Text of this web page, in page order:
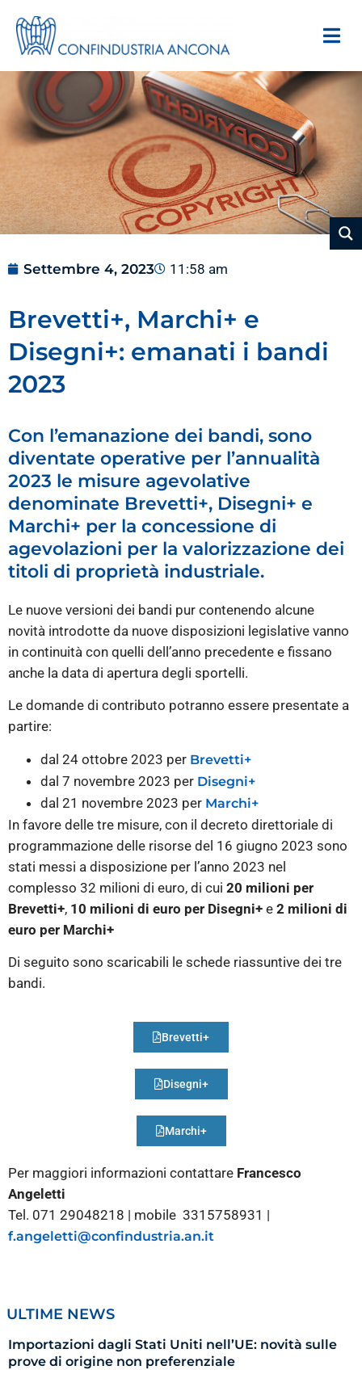
Settembre 4, 2023 11:58 am
Brevetti+, Marchi+ e
Disegni+: emanati i bandi
2023
Con l’emanazione dei bandi, sono
diventate operative per l’annualità
2023 le misure agevolative
denominate Brevetti+, Disegni+ e
Marchi+ per la concessione di
agevolazioni per la valorizzazione dei
titoli di proprietà industriale.
Le nuove versioni dei bandi pur contenendo alcune
novità introdotte da nuove disposizioni legislative vanno
in continuità con quelli dell’anno precedente e fissano
anche la data di apertura degli sportelli.
Le domande di contributo potranno essere presentate a
partire:
dal 24 ottobre 2023 per Brevetti+
dal 7 novembre 2023 per Disegni+
dal 21 novembre 2023 per Marchi+
In favore delle tre misure, con il decreto direttoriale di
programmazione delle risorse del 16 giugno 2023 sono
stati messi a disposizione per l’anno 2023 nel
complesso 32 milioni di euro, di cui 20 milioni per
Brevetti+, 10 milioni di euro per Disegni+ e 2 milioni di
euro per Marchi+
Di seguito sono scaricabili le schede riassuntive dei tre
bandi.
Brevetti+
Disegni+
Marchi+
Per maggiori informazioni contattare Francesco
Angeletti
Tel. 071 29048218 | mobile 3315758931 |
f.angeletti@confindustria.an.it
ULTIME NEWS
Importazioni dagli Stati Uniti nell’UE: novità sulle
prove di origine non preferenziale